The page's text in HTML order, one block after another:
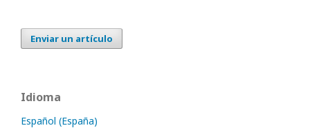
Enviar un artículo
Idioma
Español (España)